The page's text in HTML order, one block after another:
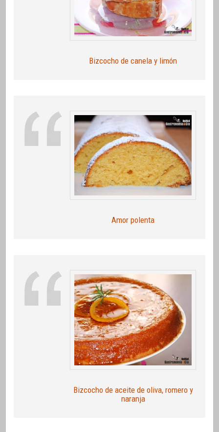
Bizcocho de canela y limón
Amor polenta
Bizcocho de aceite de oliva, romero y
naranja